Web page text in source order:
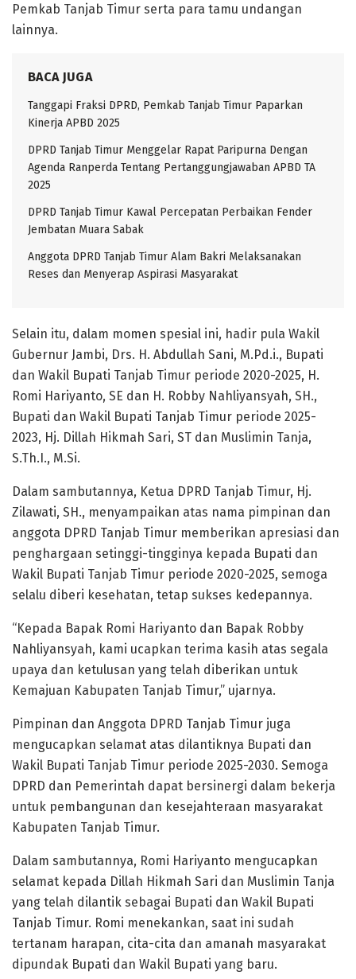
Pemkab Tanjab Timur serta para tamu undangan
lainnya.
BACA JUGA
Tanggapi Fraksi DPRD, Pemkab Tanjab Timur Paparkan
Kinerja APBD 2025
DPRD Tanjab Timur Menggelar Rapat Paripurna Dengan
Agenda Ranperda Tentang Pertanggungjawaban APBD TA
2025
DPRD Tanjab Timur Kawal Percepatan Perbaikan Fender
Jembatan Muara Sabak
Anggota DPRD Tanjab Timur Alam Bakri Melaksanakan
Reses dan Menyerap Aspirasi Masyarakat
Selain itu, dalam momen spesial ini, hadir pula Wakil
Gubernur Jambi, Drs. H. Abdullah Sani, M.Pd.i., Bupati
dan Wakil Bupati Tanjab Timur periode 2020-2025, H.
Romi Hariyanto, SE dan H. Robby Nahliyansyah, SH.,
Bupati dan Wakil Bupati Tanjab Timur periode 2025-
2023, Hj. Dillah Hikmah Sari, ST dan Muslimin Tanja,
S.Th.I., M.Si.
Dalam sambutannya, Ketua DPRD Tanjab Timur, Hj.
Zilawati, SH., menyampaikan atas nama pimpinan dan
anggota DPRD Tanjab Timur memberikan apresiasi dan
penghargaan setinggi-tingginya kepada Bupati dan
Wakil Bupati Tanjab Timur periode 2020-2025, semoga
selalu diberi kesehatan, tetap sukses kedepannya.
“Kepada Bapak Romi Hariyanto dan Bapak Robby
Nahliyansyah, kami ucapkan terima kasih atas segala
upaya dan ketulusan yang telah diberikan untuk
Kemajuan Kabupaten Tanjab Timur,” ujarnya.
Pimpinan dan Anggota DPRD Tanjab Timur juga
mengucapkan selamat atas dilantiknya Bupati dan
Wakil Bupati Tanjab Timur periode 2025-2030. Semoga
DPRD dan Pemerintah dapat bersinergi dalam bekerja
untuk pembangunan dan kesejahteraan masyarakat
Kabupaten Tanjab Timur.
Dalam sambutannya, Romi Hariyanto mengucapkan
selamat kepada Dillah Hikmah Sari dan Muslimin Tanja
yang telah dilantik sebagai Bupati dan Wakil Bupati
Tanjab Timur. Romi menekankan, saat ini sudah
tertanam harapan, cita-cita dan amanah masyarakat
dipundak Bupati dan Wakil Bupati yang baru.